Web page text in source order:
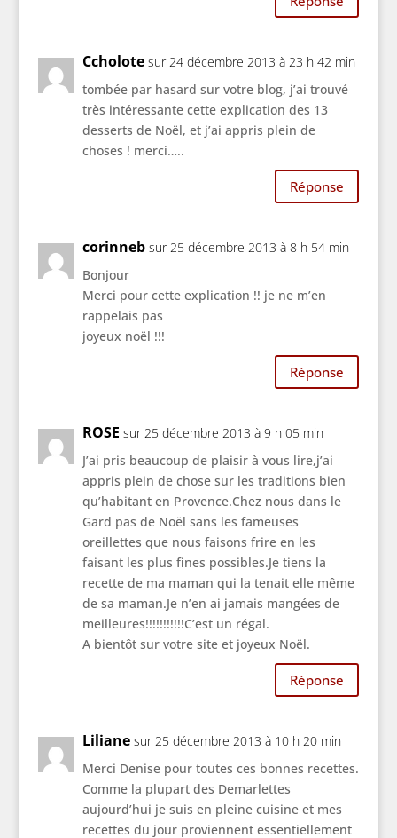
Ccholote sur 24 décembre 2013 à 23 h 42 min
tombée par hasard sur votre blog, j’ai trouvé
très intéressante cette explication des 13
desserts de Noël, et j’ai appris plein de
choses ! merci…..
Réponse
corinneb sur 25 décembre 2013 à 8 h 54 min
Bonjour
Merci pour cette explication !! je ne m’en
rappelais pas
joyeux noël !!!
Réponse
ROSE sur 25 décembre 2013 à 9 h 05 min
J’ai pris beaucoup de plaisir à vous lire,j’ai
appris plein de chose sur les traditions bien
qu’habitant en Provence.Chez nous dans le
Gard pas de Noël sans les fameuses
oreillettes que nous faisons frire en les
faisant les plus fines possibles.Je tiens la
recette de ma maman qui la tenait elle même
de sa maman.Je n’en ai jamais mangées de
meilleures!!!!!!!!!!!C’est un régal.
A bientôt sur votre site et joyeux Noël.
Réponse
Liliane sur 25 décembre 2013 à 10 h 20 min
Merci Denise pour toutes ces bonnes recettes.
Comme la plupart des Demarlettes
aujourd’hui je suis en pleine cuisine et mes
recettes du jour proviennent essentiellement